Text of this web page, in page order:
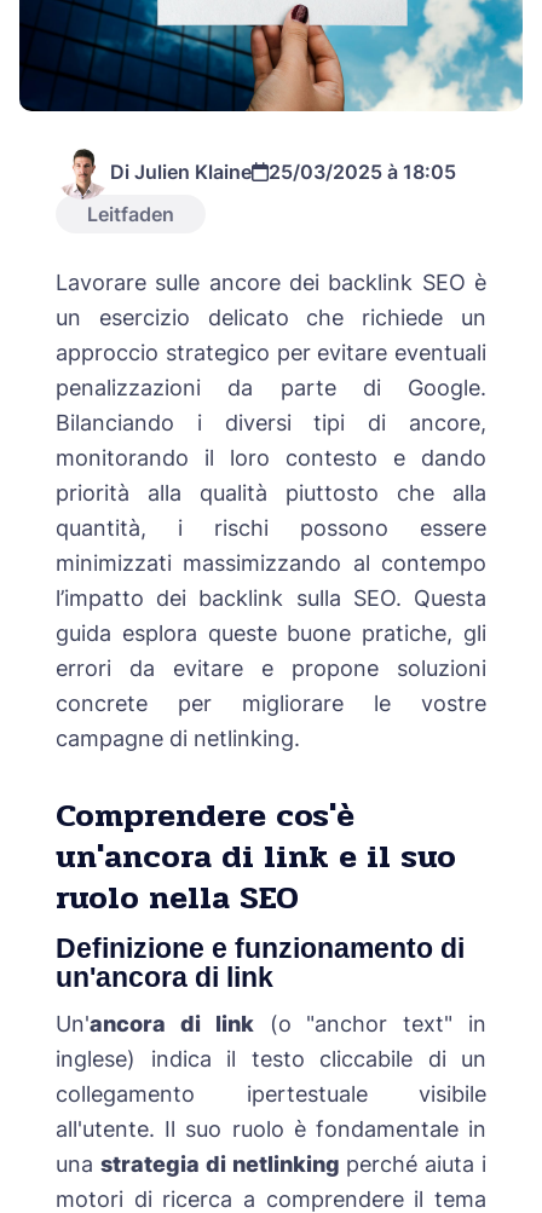
Di Julien Klaine
25/03/2025 à 18:05
Leitfaden
Lavorare sulle ancore dei backlink SEO è
un esercizio delicato che richiede un
approccio strategico per evitare eventuali
penalizzazioni da parte di Google.
Bilanciando i diversi tipi di ancore,
monitorando il loro contesto e dando
priorità alla qualità piuttosto che alla
quantità, i rischi possono essere
minimizzati massimizzando al contempo
l’impatto dei backlink sulla SEO. Questa
guida esplora queste buone pratiche, gli
errori da evitare e propone soluzioni
concrete per migliorare le vostre
campagne di netlinking.
Comprendere cos'è
un'ancora di link e il suo
ruolo nella SEO
Definizione e funzionamento di
un'ancora di link
Un'ancora di link(o "anchor text" in
inglese) indica il testo cliccabile di un
collegamento ipertestuale visibile
all'utente. Il suo ruolo è fondamentale in
una strategia di netlinking perché aiuta i
motori di ricerca a comprendere il tema